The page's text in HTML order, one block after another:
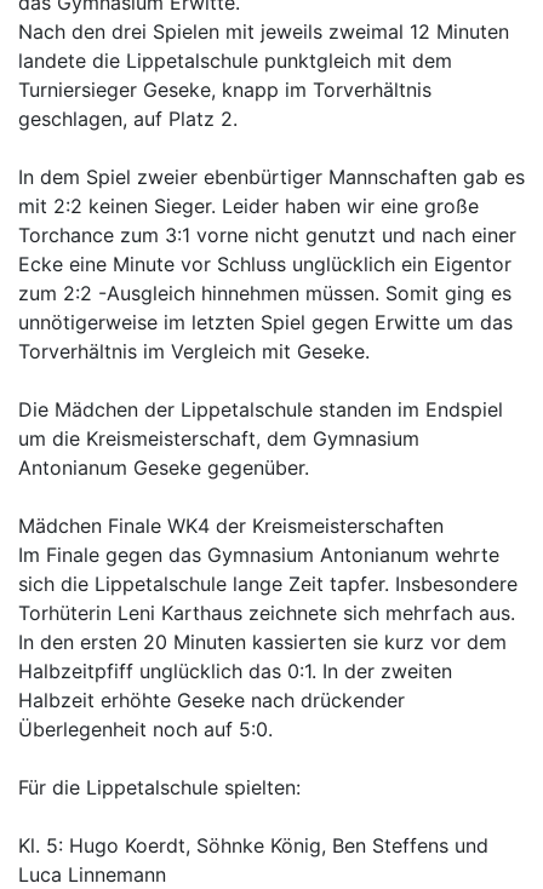
Nach den drei Spielen mit jeweils zweimal 12 Minuten
landete die Lippetalschule punktgleich mit dem
Turniersieger Geseke, knapp im Torverhältnis
geschlagen, auf Platz 2.
In dem Spiel zweier ebenbürtiger Mannschaften gab es
mit 2:2 keinen Sieger. Leider haben wir eine große
Torchance zum 3:1 vorne nicht genutzt und nach einer
Ecke eine Minute vor Schluss unglücklich ein Eigentor
zum 2:2 -Ausgleich hinnehmen müssen. Somit ging es
unnötigerweise im letzten Spiel gegen Erwitte um das
Torverhältnis im Vergleich mit Geseke.
Die Mädchen der Lippetalschule standen im Endspiel
um die Kreismeisterschaft, dem Gymnasium
Antonianum Geseke gegenüber.
Mädchen Finale WK4 der Kreismeisterschaften
Im Finale gegen das Gymnasium Antonianum wehrte
sich die Lippetalschule lange Zeit tapfer. Insbesondere
Torhüterin Leni Karthaus zeichnete sich mehrfach aus.
In den ersten 20 Minuten kassierten sie kurz vor dem
Halbzeitpfiff unglücklich das 0:1. In der zweiten
Halbzeit erhöhte Geseke nach drückender
Überlegenheit noch auf 5:0.
Für die Lippetalschule spielten:
Kl. 5: Hugo Koerdt, Söhnke König, Ben Steffens und
Luca Linnemann